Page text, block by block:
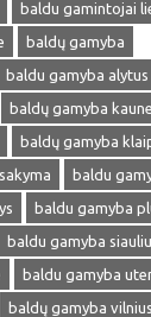
baldu gamintojai
baldų gamyba
baldu gamyba alytus
baldų gamyba kaune
baldų gamyba
baldu
baldu gamyba
baldu gamyba
baldu gamyba
baldų gamyba vilnius